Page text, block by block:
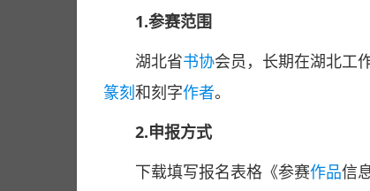
1.参赛范围
湖北省书协会员，长期在湖北工
篆刻和刻字作者。
2.申报方式
下载填写报名表格《参赛作品信